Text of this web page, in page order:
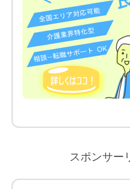
スポンサー